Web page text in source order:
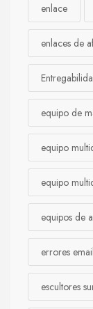
enlace
enlaces de
equipo de
equipo
equipo
equipos de
errores email
escultores